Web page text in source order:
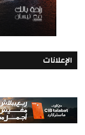
الإعلانات